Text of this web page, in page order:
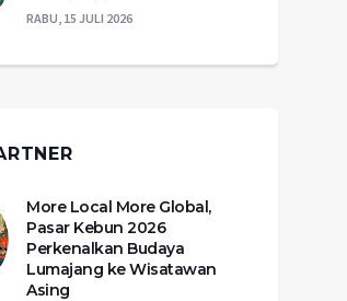
RABU, 15 JULI 2026
More Local More Global,
Pasar Kebun 2026
Perkenalkan Budaya
Lumajang ke Wisatawan
Asing